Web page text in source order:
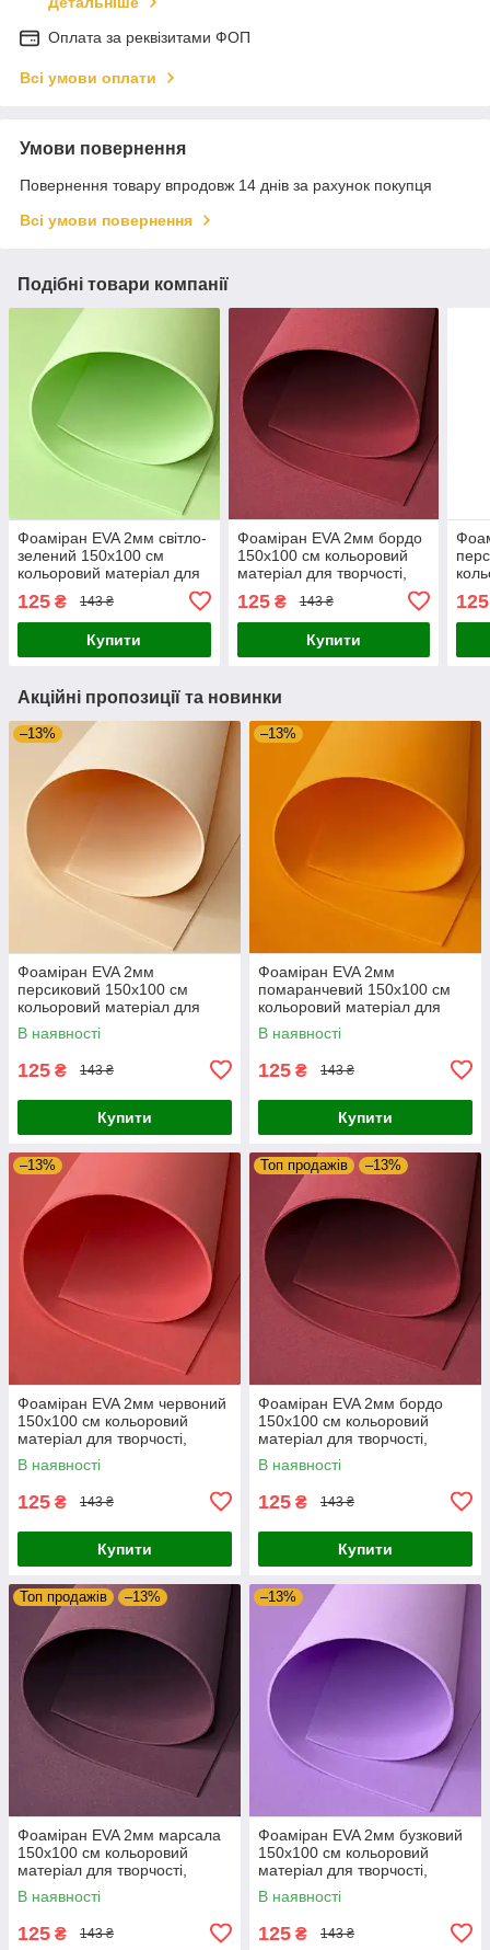
Оплата за реквізитами ФОП
Всі умови оплати
Умови повернення
Повернення товару впродовж 14 днів за рахунок покупця
Всі умови повернення
Подібні товари компанії
Фоаміран EVA 2мм світло-
зелений 150х100 см
кольоровий матеріал для
фотозон, костюмів
косплей
125 ₴ 143 ₴
Купити
Фоаміран EVA 2мм бордо
150х100 см кольоровий
матеріал для творчості,
костюмів косплей
125₴ 143 ₴
Купити
125
Акційні пропозиції та новинки
–13%
Фоаміран EVA 2мм
персиковий 150х100 см
кольоровий матеріал для
творчості, оформлення
фотозон, костюмів косплей
В наявності
125 ₴ 143 ₴
Купити
–13%
Фоаміран EVA 2мм
помаранчевий 150х100 см
кольоровий матеріал для
творчості, оформлення
фотозон, костюмів косплей
В наявності
125 ₴ 143 ₴
Купити
–13%
Фоаміран EVA 2мм червоний
150х100 см кольоровий
матеріал для творчості,
оформлення фотозон,
костюмів косплей
В наявності
125 ₴ 143 ₴
Купити
Топ продажів –13%
Фоаміран EVA 2мм бордо
150х100 см кольоровий
матеріал для творчості,
оформлення фотозон,
костюмів косплей
В наявності
125 ₴ 143 ₴
Купити
Топ продажів –13%
Фоаміран EVA 2мм марсала
150х100 см кольоровий
матеріал для творчості,
оформлення фотозон,
костюмів косплей
В наявності
125 ₴ 143 ₴
–13%
Фоаміран EVA 2мм бузковий
150х100 см кольоровий
матеріал для творчості,
оформлення фотозон,
костюмів косплей
В наявності
125 ₴ 143 ₴